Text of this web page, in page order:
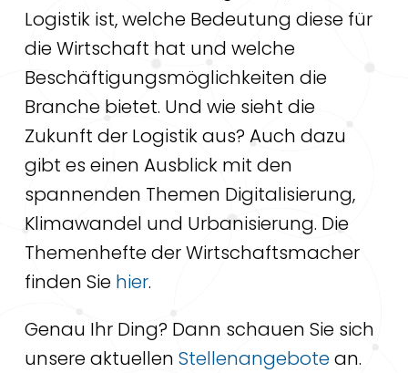
Logistik ist, welche Bedeutung diese für
die Wirtschaft hat und welche
Beschäftigungsmöglichkeiten die
Branche bietet. Und wie sieht die
Zukunft der Logistik aus? Auch dazu
gibt es einen Ausblick mit den
spannenden Themen Digitalisierung,
Klimawandel und Urbanisierung. Die
Themenhefte der Wirtschaftsmacher
finden Sie hier.
Genau Ihr Ding? Dann schauen Sie sich
unsere aktuellen Stellenangebotean.